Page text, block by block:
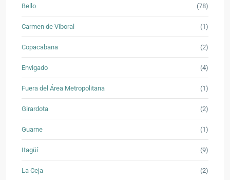
Bello (78)
Carmen de Viboral (1)
Copacabana (2)
Envigado (4)
Fuera del Área Metropolitana (1)
Girardota (2)
Guarne (1)
Itagüí (9)
La Ceja (2)